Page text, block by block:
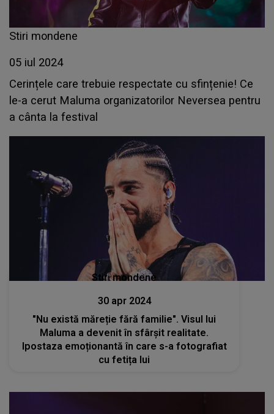
Stiri mondene
05 iul 2024
Cerințele care trebuie respectate cu sfințenie! Ce
le-a cerut Maluma organizatorilor Neversea pentru
a cânta la festival
Stiri mondene
30 apr 2024
"Nu există măreție fără familie". Visul lui
Maluma a devenit în sfârșit realitate.
Ipostaza emoționantă în care s-a fotografiat
cu fetița lui